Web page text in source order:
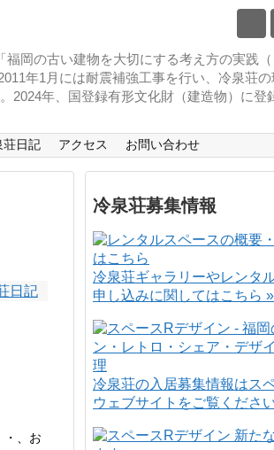
岡の古い建物を大切にする考え方の実践
年1月には耐震補強工事を行い、冷泉荘
2024年、国登録有形文化財（建造物）に登
荘日記 アクセス お問い合わせ
日記
・、お
冷泉荘募集情報
冷泉荘ギャラリーやレンタ
申し込みに関してはこちら »
冷泉荘の入居募集情報はス
ウェブサイトをご覧くださ